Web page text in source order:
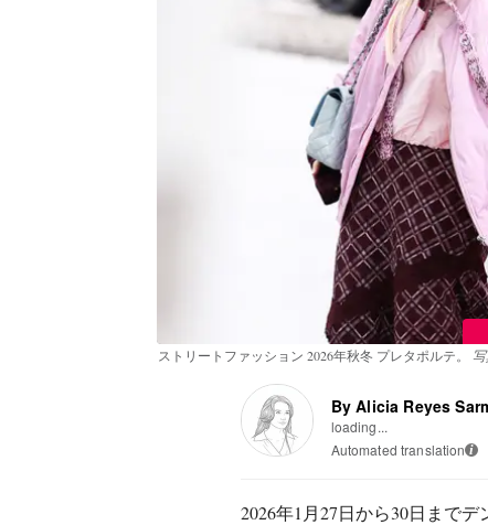
ストリートファッション 2026年秋冬 プレタポルテ。
By Alicia Reyes
loading...
Automated translation i
2026年1月27日から30日まで